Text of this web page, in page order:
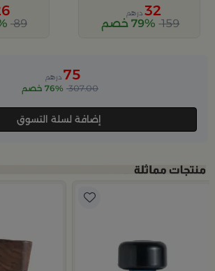
32 درهم
159 79% خصم 89
75 درهم
307.00 76% خصم
إضافة لسلة التسوق